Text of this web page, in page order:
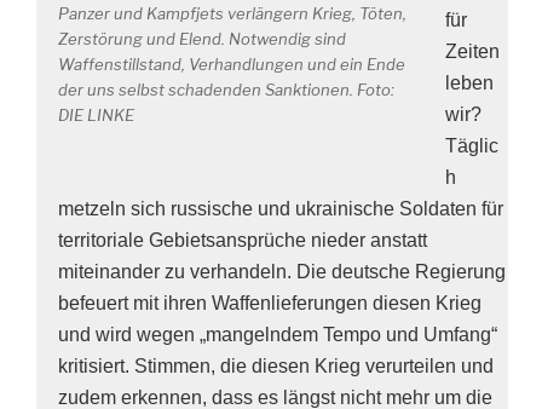
Panzer und Kampfjets verlängern Krieg, Töten,
Zerstörung und Elend. Notwendig sind
Waffenstillstand, Verhandlungen und ein Ende
der uns selbst schadenden Sanktionen. Foto:
DIE LINKE
für
Zeiten
leben
wir?
Täglic
h
metzeln sich russische und ukrainische Soldaten für
territoriale Gebietsansprüche nieder anstatt
miteinander zu verhandeln. Die deutsche Regierung
befeuert mit ihren Waffenlieferungen diesen Krieg
und wird wegen „mangelndem Tempo und Umfang“
kritisiert. Stimmen, die diesen Krieg verurteilen und
zudem erkennen, dass es längst nicht mehr um die